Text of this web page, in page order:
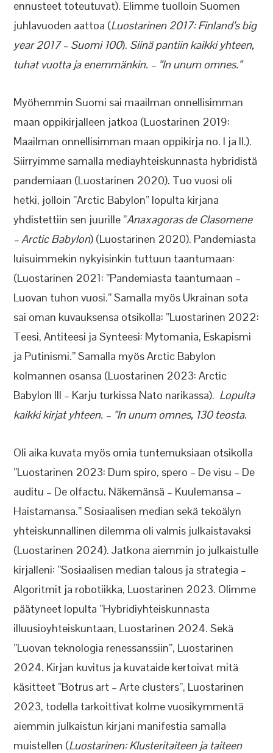
ennusteet toteutuvat). Elimme tuolloin Suomen
juhlavuoden aattoa (Luostarinen 2017: Finland’s big
year 2017 – Suomi 100). Siinä pantiin kaikki yhteen,
tuhat vuotta ja enemmänkin. – ”In unum omnes.”
Myöhemmin Suomi sai maailman onnellisimman
maan oppikirjalleen jatkoa (Luostarinen 2019:
Maailman onnellisimman maan oppikirja no. I ja II.).
Siirryimme samalla mediayhteiskunnasta hybridistä
pandemiaan (Luostarinen 2020). Tuo vuosi oli
hetki, jolloin ”Arctic Babylon” lopulta kirjana
yhdistettiin sen juurille ”Anaxagoras de Clasomene
– Arctic Babylon) (Luostarinen 2020). Pandemiasta
luisuimmekin nykyisinkin tuttuun taantumaan:
(Luostarinen 2021: ”Pandemiasta taantumaan –
Luovan tuhon vuosi.” Samalla myös Ukrainan sota
sai oman kuvauksensa otsikolla: ”Luostarinen 2022:
Teesi, Antiteesi ja Synteesi: Mytomania, Eskapismi
ja Putinismi.” Samalla myös Arctic Babylon
kolmannen osansa (Luostarinen 2023: Arctic
Babylon III – Karju turkissa Nato narikassa). Lopulta
kaikki kirjat yhteen. – ”In unum omnes, 130 teosta.
Oli aika kuvata myös omia tuntemuksiaan otsikolla
”Luostarinen 2023: Dum spiro, spero – De visu – De
auditu – De olfactu. Näkemänsä – Kuulemansa –
Haistamansa.” Sosiaalisen median sekä tekoälyn
yhteiskunnallinen dilemma oli valmis julkaistavaksi
(Luostarinen 2024). Jatkona aiemmin jo julkaistulle
kirjalleni: ”Sosiaalisen median talous ja strategia –
Algoritmit ja robotiikka, Luostarinen 2023. Olimme
päätyneet lopulta ”Hybridiyhteiskunnasta
illuusioyhteiskuntaan, Luostarinen 2024. Sekä
”Luovan teknologia renessanssiin”, Luostarinen
2024. Kirjan kuvitus ja kuvataide kertoivat mitä
käsitteet ”Botrus art – Arte clusters”, Luostarinen
2023, todella tarkoittivat kolme vuosikymmentä
aiemmin julkaistun kirjani manifestia samalla
muistellen (Luostarinen: Klusteritaiteen ja taiteen